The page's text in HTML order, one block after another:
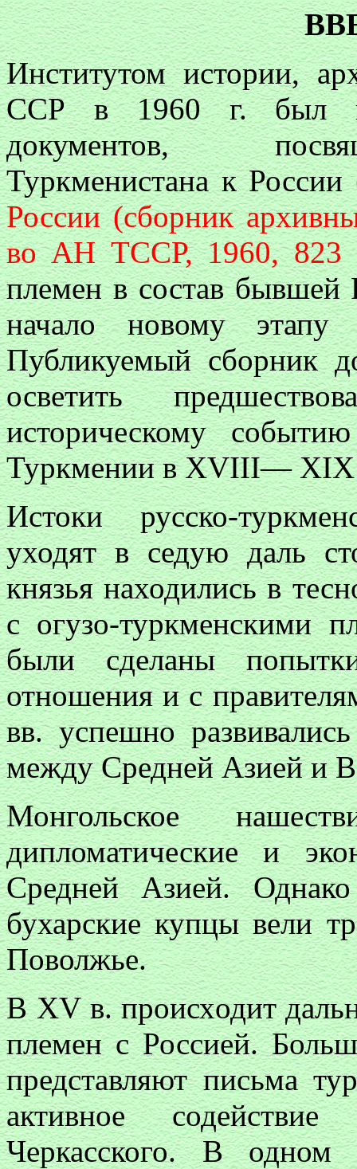
Институтом истории,
ССР в 1960 г. был
документов,
Туркменистана к России
России (сборник
во АН ТССР, 1960, 823
племен в состав бывшей
начало новому этапу
Публикуемый сборник
осветить
историческому
Туркмении в XVIII— XIX
Истоки русско-
уходят в седую даль
князья находились в
с огузо-туркменскими
были сделаны
отношения и с
вв. успешно
между Средней Азией и
Монгольское
дипломатические и
Средней Азией.
бухарские купцы вели
Поволжье.
В XV в. происходит
племен с Россией.
представляют письма
активное
Черкасского. В